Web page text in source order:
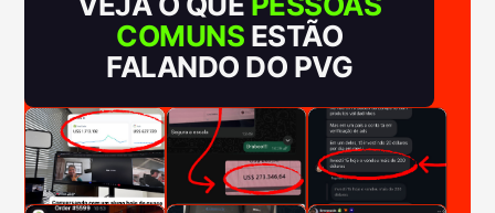
COMUNS ESTÃO
FALANDO DO PVG